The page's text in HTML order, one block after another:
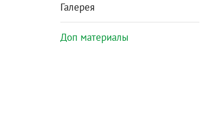
Галерея
Доп материалы